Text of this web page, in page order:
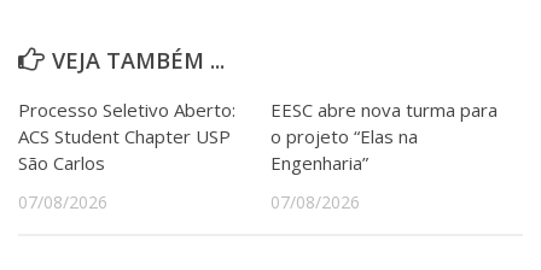
VEJA TAMBÉM ...
Processo Seletivo Aberto:
ACS Student Chapter USP
São Carlos
07/08/2026
EESC abre nova turma para
o projeto “Elas na
Engenharia”
07/08/2026